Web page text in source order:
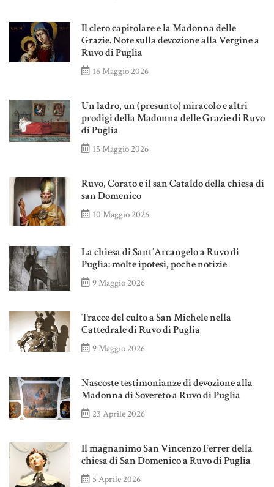
Il clero capitolare e la Madonna delle
Grazie. Note sulla devozione alla Vergine a
Ruvo di Puglia
16 Maggio 2026
Un ladro, un (presunto) miracolo e altri
prodigi della Madonna delle Grazie di Ruvo
di Puglia
15 Maggio 2026
Ruvo, Corato e il san Cataldo della chiesa di
san Domenico
10 Maggio 2026
La chiesa di Sant’Arcangelo a Ruvo di
Puglia: molte ipotesi, poche notizie
9 Maggio 2026
Tracce del culto a San Michele nella
Cattedrale di Ruvo di Puglia
9 Maggio 2026
Nascoste testimonianze di devozione alla
Madonna di Sovereto a Ruvo di Puglia
23 Aprile 2026
Il magnanimo San Vincenzo Ferrer della
chiesa di San Domenico a Ruvo di Puglia
5 Aprile 2026